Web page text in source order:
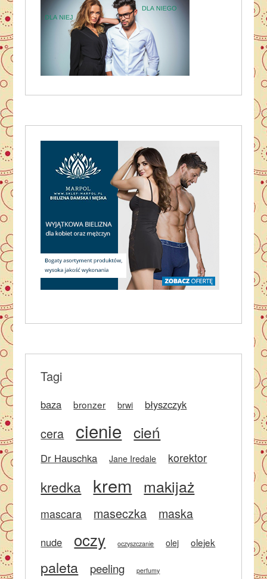
Tagi
baza bronzer brwi błyszczyk
cera cienie cień
Dr Hauschka Jane Iredale korektor
kredka krem makijaż
mascara maseczka maska
nude oczy oczyszczanie olej olejek
paleta peeling perfumy